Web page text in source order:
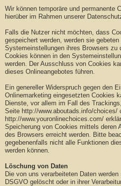
Wir können temporäre und permanente
hierüber im Rahmen unserer
Falls die Nutzer nicht möchten, dass
gespeichert werden, werden sie
Systemeinstellungen ihres Browsers zu
Cookies können in den
werden. Der Ausschluss von Cookies
dieses Onlineangebotes führen.
Ein genereller Widerspruch gegen den
Onlinemarketing eingesetzten Cookies
Dienste, vor allem im Fall des
Seite http://www.aboutads.info/choices/
http://www.youronlinechoices.com/
Speicherung von Cookies mittels deren
des Browsers erreicht werden. Bitte
gegebenenfalls nicht alle Funktionen
werden können.
Löschung von Daten
Die von uns verarbeiteten Daten
DSGVO gelöscht oder in ihrer